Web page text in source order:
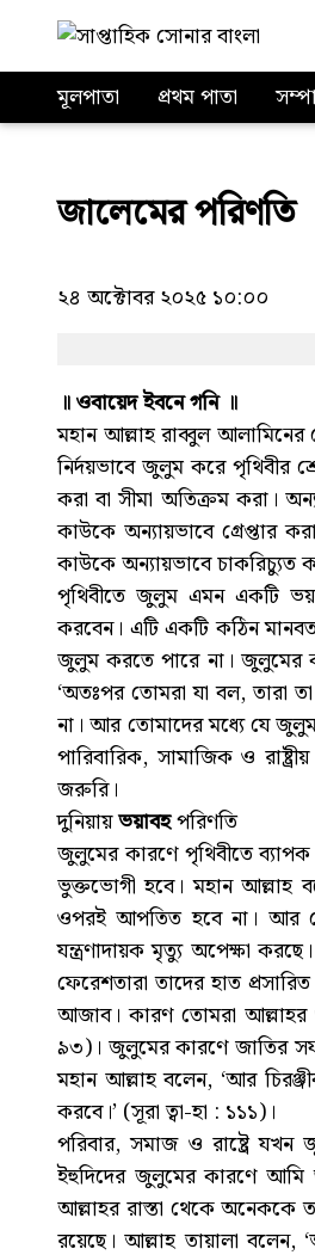
মূলপাতা প্রথম পাতা
জালেমের পরিণতি
২৪ অক্টোবর ২০২৫ ১০:০০
॥ ওবায়েদ ইবনে গনি ॥
মহান আল্লাহ রাব্বুল আলামিনের
নির্দয়ভাবে জুলুম করে পৃথিবীর
করা বা সীমা অতিক্রম করা।
কাউকে অন্যায়ভাবে গ্রেপ্তার
কাউকে অন্যায়ভাবে চাকরিচ্যুত
পৃথিবীতে জুলুম এমন একটি
করবেন। এটি একটি কঠিন
জুলুম করতে পারে না। জুলুমের
‘অতঃপর তোমরা যা বল, তারা
না। আর তোমাদের মধ্যে যে
পারিবারিক, সামাজিক ও
জরুরি।
দুনিয়ায়ভয়াবহপরিণতি
জুলুমের কারণে পৃথিবীতে
ভুক্তভোগী হবে। মহান আল্লাহ
ওপরই আপতিত হবে না। আর
যন্ত্রণাদায়ক মৃত্যু অপেক্ষা
ফেরেশতারা তাদের হাত
আজাব। কারণ তোমরা
৯৩)। জুলুমের কারণে জাতির
মহান আল্লাহ বলেন, ‘আর
করবে।’ (সূরা ত্বা-হা : ১১১)।
পরিবার, সমাজ ও রাষ্ট্রে
ইহুদিদের জুলুমের কারণে আমি
আল্লাহর রাস্তা থেকে অনেককে
রয়েছে। আল্লাহ তায়ালা